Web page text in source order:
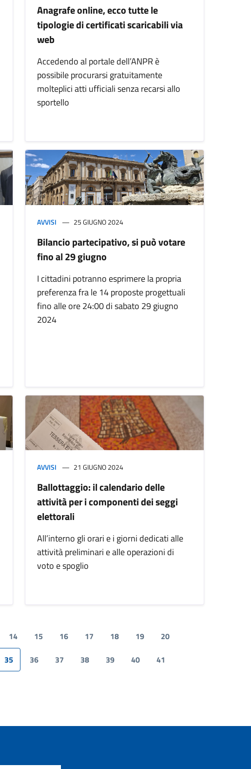
Anagrafe online, ecco tutte le
tipologie di certificati scaricabili via
web
Accedendo al portale dell’ANPR è
possibile procurarsi gratuitamente
molteplici atti ufficiali senza recarsi allo
sportello
AVVISI 25 GIUGNO 2024
Bilancio partecipativo, si può votare
fino al 29 giugno
I cittadini potranno esprimere la propria
preferenza fra le 14 proposte progettuali
fino alle ore 24:00 di sabato 29 giugno
2024
AVVISI 21 GIUGNO 2024
Ballottaggio: il calendario delle
attività per i componenti dei seggi
elettorali
All’interno gli orari e i giorni dedicati alle
attività preliminari e alle operazioni di
voto e spoglio
14 15 16 17 18 19
20
35 36 37 38 39 40 41